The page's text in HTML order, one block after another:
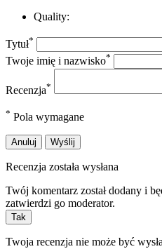
Quality:
Tytuł*
Twoje imię i nazwisko*
Recenzja*
* Pola wymagane
Anuluj Wyślij
Recenzja została wysłana
Twój komentarz został dodany i
zatwierdzi go moderator.
Tak
Twoja recenzja nie może być